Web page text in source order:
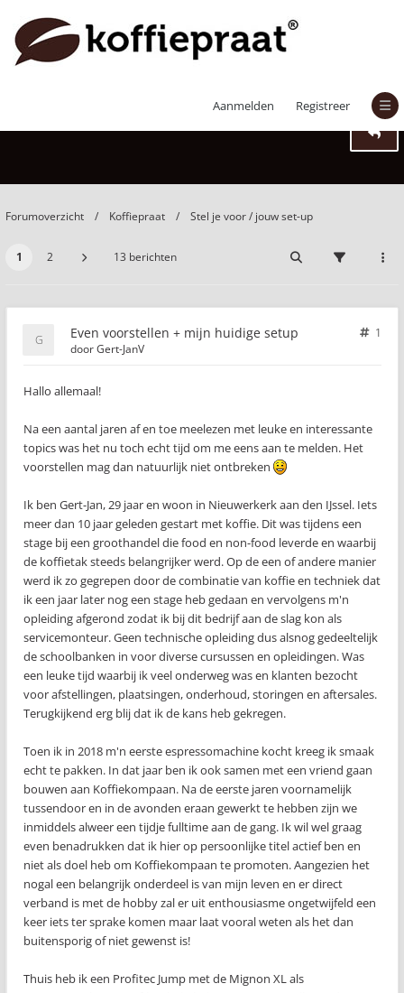
Aanmelden Registreer
Even voorstellen + mijn huidige setup
Forumoverzicht Koffiepraat Stel je voor / jouw set-up
1 2 13 berichten
Even voorstellen + mijn huidige setup
1
doorGert-JanV
Hallo allemaal!
Na een aantal jaren af en toe meelezen met leuke en interessante
topics was het nu toch echt tijd om me eens aan te melden. Het
voorstellen mag dan natuurlijk niet ontbreken
Ik ben Gert-Jan, 29 jaar en woon in Nieuwerkerk aan den IJssel. Iets
meer dan 10 jaar geleden gestart met koffie. Dit was tijdens een
stage bij een groothandel die food en non-food leverde en waarbij
de koffietak steeds belangrijker werd. Op de een of andere manier
werd ik zo gegrepen door de combinatie van koffie en techniek dat
ik een jaar later nog een stage heb gedaan en vervolgens m'n
opleiding afgerond zodat ik bij dit bedrijf aan de slag kon als
servicemonteur. Geen technische opleiding dus alsnog gedeeltelijk
de schoolbanken in voor diverse cursussen en opleidingen. Was
een leuke tijd waarbij ik veel onderweg was en klanten bezocht
voor afstellingen, plaatsingen, onderhoud, storingen en aftersales.
Terugkijkend erg blij dat ik de kans heb gekregen.
Toen ik in 2018 m'n eerste espressomachine kocht kreeg ik smaak
echt te pakken. In dat jaar ben ik ook samen met een vriend gaan
bouwen aan Koffiekompaan. Na de eerste jaren voornamelijk
tussendoor en in de avonden eraan gewerkt te hebben zijn we
inmiddels alweer een tijdje fulltime aan de gang. Ik wil wel graag
even benadrukken dat ik hier op persoonlijke titel actief ben en
niet als doel heb om Koffiekompaan te promoten. Aangezien het
nogal een belangrijk onderdeel is van mijn leven en er direct
verband is met de hobby zal er uit enthousiasme ongetwijfeld een
keer iets ter sprake komen maar laat vooral weten als het dan
buitensporig of niet gewenst is!
Thuis heb ik een Profitec Jump met de Mignon XL als